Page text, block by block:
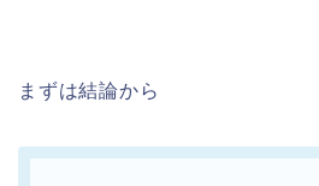
まずは結論から